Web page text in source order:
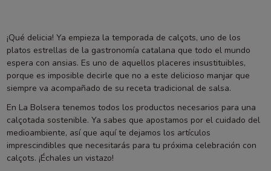
¡Qué delicia! Ya empieza la temporada de calçots, uno de los
platos estrellas de la gastronomía catalana que todo el mundo
espera con ansias. Es uno de aquellos placeres insustituibles,
porque es imposible decirle que no a este delicioso manjar que
siempre va acompañado de su receta tradicional de salsa.
En La Bolsera tenemos todos los productos necesarios para una
calçotada sostenible. Ya sabes que apostamos por el cuidado del
medioambiente, así que aquí te dejamos los artículos
imprescindibles que necesitarás para tu próxima celebración con
calçots. ¡Échales un vistazo!